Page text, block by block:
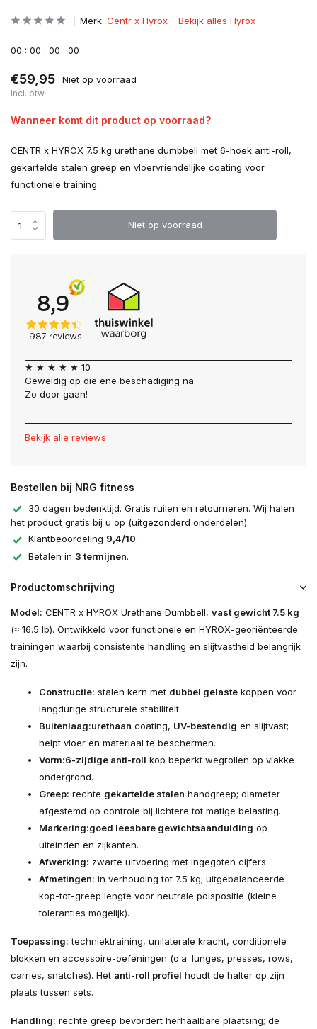
Merk: Centr x Hyrox Bekijk alles Hyrox
00 : 00 : 00 : 00
€59,95 Niet op voorraad
Incl. btw
Wanneer komt dit product op voorraad?
CENTR x HYROX 7.5 kg urethane dumbbell met 6-hoek anti-roll,
gekartelde stalen greep en vloervriendelijke coating voor
functionele training.
Niet op voorraad
★ ★ ★ ★ ★ 10
Geweldig op die ene beschadiging na
Zo door gaan!
Bekijk alle reviews
Bestellen bij NRG fitness
30 dagen bedenktijd. Gratis ruilen en retourneren. Wij halen
het product gratis bij u op (uitgezonderd onderdelen).
Klantbeoordeling 9,4/10.
Betalen in 3 termijnen.
Productomschrijving
Model: CENTR x HYROX Urethane Dumbbell, vast gewicht 7.5 kg
(≈ 16.5 lb). Ontwikkeld voor functionele en HYROX-georiënteerde
trainingen waarbij consistente handling en slijtvastheid belangrijk
zijn.
Constructie: stalen kern met dubbel gelaste koppen voor
langdurige structurele stabiliteit.
Buitenlaag:urethaan coating, UV-bestendig en slijtvast;
helpt vloer en materiaal te beschermen.
Vorm:6-zijdige anti-roll kop beperkt wegrollen op vlakke
ondergrond.
Greep: rechte gekartelde stalen handgreep; diameter
afgestemd op controle bij lichtere tot matige belasting.
Markering:goed leesbare gewichtsaanduiding op
uiteinden en zijkanten.
Afwerking: zwarte uitvoering met ingegoten cijfers.
Afmetingen: in verhouding tot 7.5 kg; uitgebalanceerde
kop-tot-greep lengte voor neutrale polspositie (kleine
toleranties mogelijk).
Toepassing: techniektraining, unilaterale kracht, conditionele
blokken en accessoire-oefeningen (o.a. lunges, presses, rows,
carries, snatches). Het anti-roll profiel houdt de halter op zijn
plaats tussen sets.
Handling: rechte greep bevordert herhaalbare plaatsing; de